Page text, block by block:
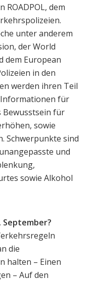
ROADPOL, dem
unter anderem
der World
dem European
in den
werden ihren Teil
für
Bewusstsein für
sowie
Schwerpunkte sind
und
sowie Alkohol
September?
die
halten – Einen
– Auf den